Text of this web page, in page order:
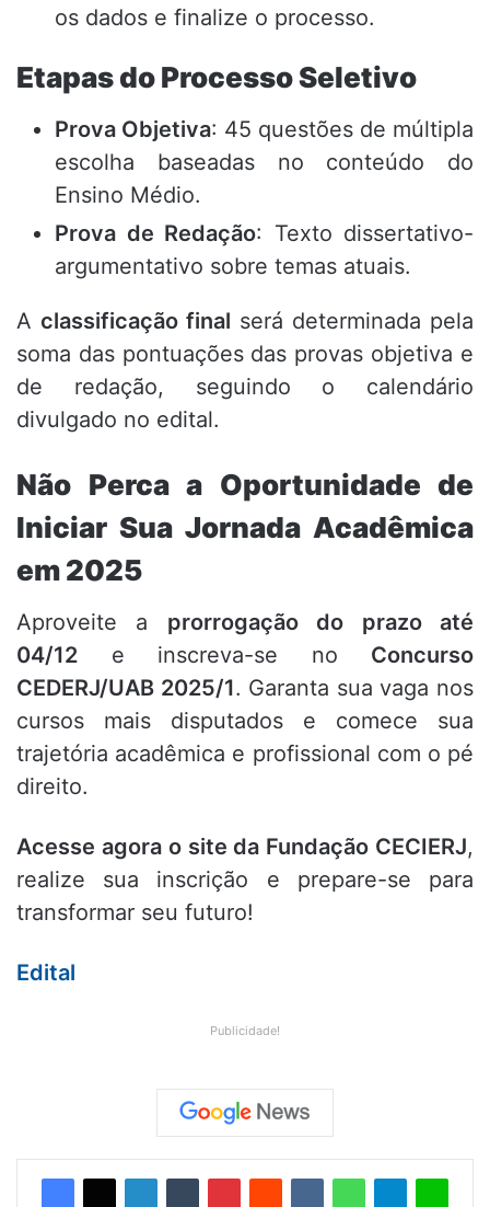
os dados e finalize o processo.
Etapas do Processo Seletivo
Prova Objetiva: 45 questões de múltipla
escolha baseadas no conteúdo do
Ensino Médio.
Prova de Redação: Texto dissertativo-
argumentativo sobre temas atuais.
A classificação final será determinada pela
soma das pontuações das provas objetiva e
de redação, seguindo o calendário
divulgado no edital.
Não Perca a Oportunidade de
Iniciar Sua Jornada Acadêmica
em 2025
Aproveite a prorrogação do prazo até
04/12 e inscreva-se no Concurso
CEDERJ/UAB 2025/1. Garanta sua vaga nos
cursos mais disputados e comece sua
trajetória acadêmica e profissional com o pé
direito.
Acesse agora o site da Fundação CECIERJ,
realize sua inscrição e prepare-se para
transformar seu futuro!
Edital
Publicidade!